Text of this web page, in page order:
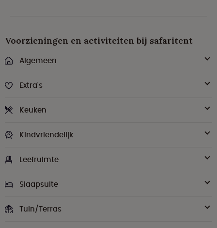
Voorzieningen en activiteiten bij safaritent
Algemeen
Extra's
Keuken
Kindvriendelijk
Leefruimte
Slaapsuite
Tuin/Terras